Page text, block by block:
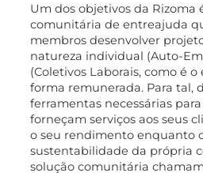
Um dos objetivos da Rizoma
comunitária de entreajuda
membros desenvolver
natureza individual (Auto-
(Coletivos Laborais, como é
forma remunerada. Para tal,
ferramentas necessárias
forneçam serviços aos seus
o seu rendimento enquanto
sustentabilidade da própria
solução comunitária